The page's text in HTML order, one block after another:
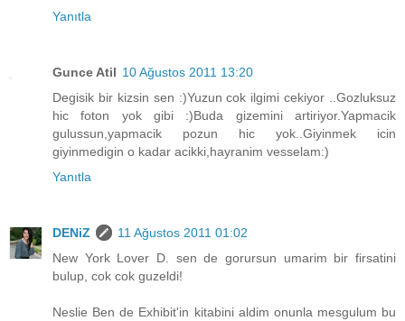
Yanıtla
Gunce Atil 10 Ağustos 2011 13:20
Degisik bir kizsin sen :)Yuzun cok ilgimi cekiyor ..Gozluksuz
hic foton yok gibi :)Buda gizemini artiriyor.Yapmacik
gulussun,yapmacik pozun hic yok..Giyinmek icin
giyinmedigin o kadar acikki,hayranim vesselam:)
Yanıtla
DENiZ
11 Ağustos 2011 01:02
New York Lover D. sen de gorursun umarim bir firsatini
bulup, cok cok guzeldi!
Neslie Ben de Exhibit'in kitabini aldim onunla mesgulum bu